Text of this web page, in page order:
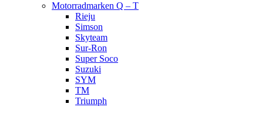
Motorradmarken Q – T
Rieju
Simson
Skyteam
Sur-Ron
Super Soco
Suzuki
SYM
TM
Triumph